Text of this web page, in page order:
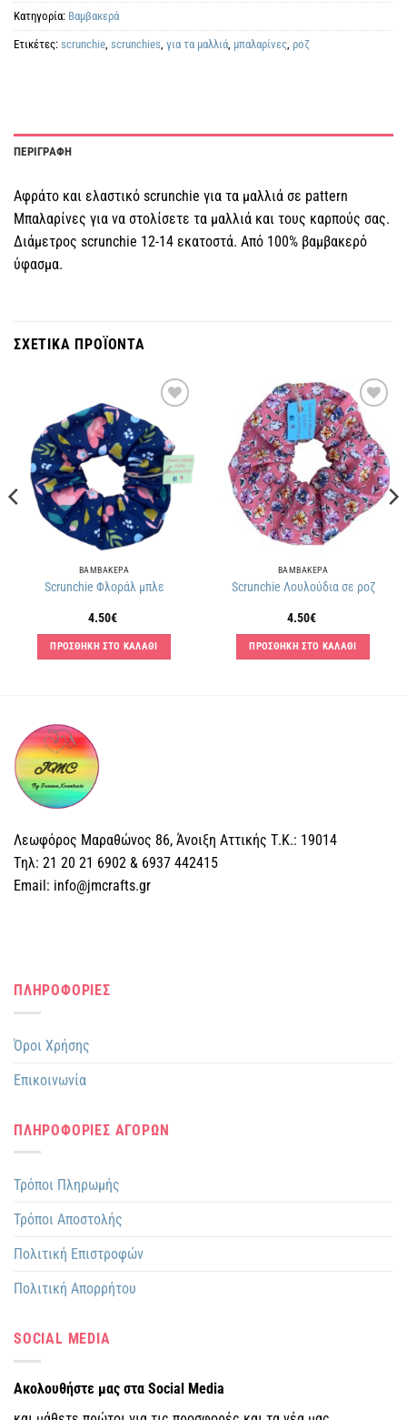
Κατηγορία: Βαμβακερά
Ετικέτες: scrunchie scrunchies για τα μαλλιά μπαλαρίνες ροζ
ΠΕΡΙΓΡΑΦΗ
Αφράτο και ελαστικό scrunchie για τα μαλλιά σε pattern
Μπαλαρίνες για να στολίσετε τα μαλλιά και τους καρπούς σας.
Διάμετρος scrunchie 12-14 εκατοστά. Από 100% βαμβακερό
ύφασμα.
ΣΧΕΤΙΚΑ ΠΡΟΪΟΝΤΑ
Πρόσθήκη
στην
λίστα
επιθυμιών
ΒΑΜΒΑΚΕΡΑ
Scrunchie Φλοράλ μπλε
4.50€
ΠΡΟΣΘΗΚΗ ΣΤΟ ΚΑΛΑΘΙ
Πρόσθήκη
στην
λίστα
επιθυμιών
ΒΑΜΒΑΚΕΡΑ
Scrunchie Λουλούδια σε ροζ
4.50€
ΠΡΟΣΘΗΚΗ ΣΤΟ ΚΑΛΑΘΙ
Λεωφόρος Μαραθώνος 86, Άνοιξη Αττικής Τ.Κ.: 19014
Tηλ: 21 20 21 6902 & 6937 442415
Email: info@jmcrafts.gr
ΠΛΗΡΟΦΟΡΙΕΣ
Όροι Χρήσης
Επικοινωνία
ΠΛΗΡΟΦΟΡΙΕΣ ΑΓΟΡΩΝ
Τρόποι Πληρωμής
Τρόποι Αποστολής
Πολιτική Επιστροφών
Πολιτική Απορρήτου
SOCIAL MEDIA
Ακολουθήστε μας στα Social Media